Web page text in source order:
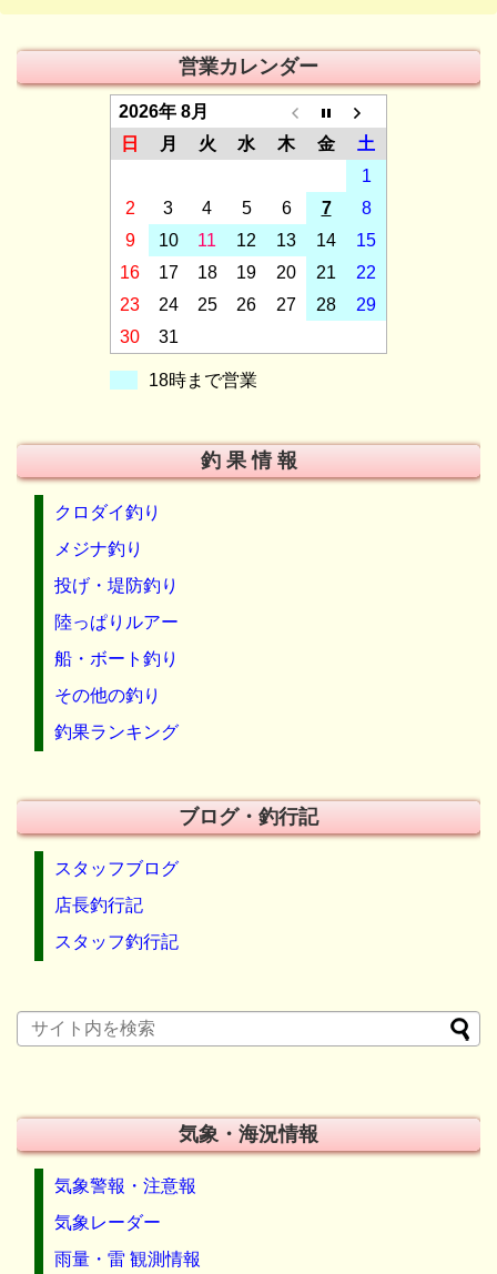
営業カレンダー
2026年 8月
日
月 火 水 木 金
土
1
2
3 4 5 6 7
8
9
10 11 12 13 14
15
16
17 18 19 20 21
22
23
24 25 26 27 28
29
30
31
18時まで営業
釣 果 情 報
クロダイ釣り
メジナ釣り
投げ・堤防釣り
陸っぱりルアー
船・ボート釣り
その他の釣り
釣果ランキング
ブログ・釣行記
スタッフブログ
店長釣行記
スタッフ釣行記
気象・海況情報
気象警報・注意報
気象レーダー
雨量・雷 観測情報